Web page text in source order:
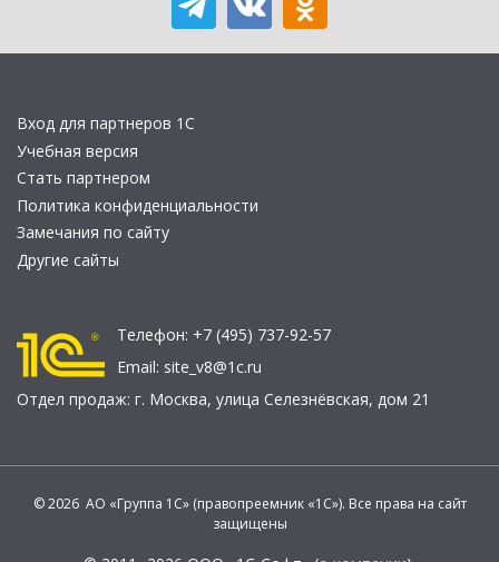
Вход для партнеров 1С
Учебная версия
Стать партнером
Политика конфиденциальности
Замечания по сайту
Другие сайты
Телефон: +7 (495) 737-92-57
Email: site_v8@1c.ru
Отдел продаж: г. Москва, улица Селезнёвская, дом 21
© 2026 АО «Группа 1С» (правопреемник «1С»). Все права на сайт
защищены